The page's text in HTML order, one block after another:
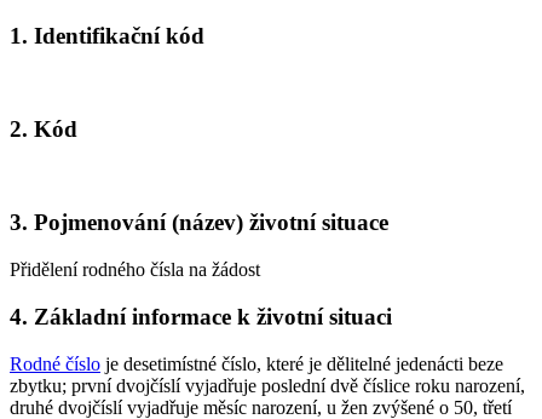
1. Identifikační kód
2. Kód
3. Pojmenování (název) životní situace
Přidělení rodného čísla na žádost
4. Základní informace k životní situaci
Rodné číslo je desetimístné číslo, které je dělitelné jedenácti beze
zbytku; první dvojčíslí vyjadřuje poslední dvě číslice roku narození,
druhé dvojčíslí vyjadřuje měsíc narození, u žen zvýšené o 50, třetí